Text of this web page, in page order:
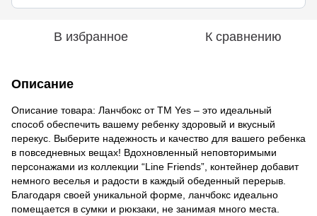
В избранное К сравнению
Описание
Описание товара: Ланчбокс от ТМ Yes – это идеальный
способ обеспечить вашему ребенку здоровый и вкусный
перекус. Выберите надежность и качество для вашего ребенка
в повседневных вещах! Вдохновленный неповторимыми
персонажами из коллекции “Line Friends”, контейнер добавит
немного веселья и радости в каждый обеденный перерыв.
Благодаря своей уникальной форме, ланчбокс идеально
помещается в сумки и рюкзаки, не занимая много места.